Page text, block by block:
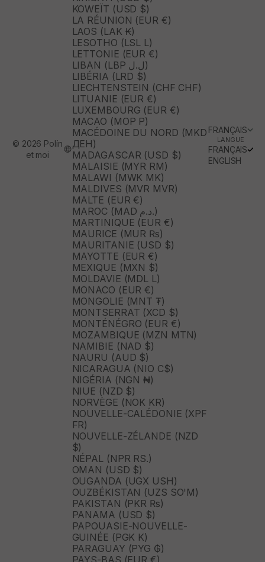
KOWEÏT (USD $)
LA RÉUNION (EUR €)
LAOS (LAK ₭)
LESOTHO (LSL L)
LETTONIE (EUR €)
LIBAN (LBP ل.ل)
LIBÉRIA (LRD $)
LIECHTENSTEIN (CHF CHF)
LITUANIE (EUR €)
LUXEMBOURG (EUR €)
MACAO (MOP P)
MACÉDOINE DU NORD (MKD
ДЕН)
MADAGASCAR (USD $)
MALAISIE (MYR RM)
MALAWI (MWK MK)
MALDIVES (MVR MVR)
MALTE (EUR €)
MAROC (MAD د.م.)
MARTINIQUE (EUR €)
MAURICE (MUR ₨)
MAURITANIE (USD $)
MAYOTTE (EUR €)
MEXIQUE (MXN $)
MOLDAVIE (MDL L)
MONACO (EUR €)
MONGOLIE (MNT ₮)
MONTSERRAT (XCD $)
MONTÉNÉGRO (EUR €)
MOZAMBIQUE (MZN MTN)
NAMIBIE (NAD $)
NAURU (AUD $)
NICARAGUA (NIO C$)
NIGÉRIA (NGN ₦)
NIUE (NZD $)
NORVÈGE (NOK KR)
NOUVELLE-CALÉDONIE (XPF
FR)
NOUVELLE-ZÉLANDE (NZD
$)
NÉPAL (NPR RS.)
OMAN (USD $)
OUGANDA (UGX USH)
OUZBÉKISTAN (UZS SO'M)
PAKISTAN (PKR ₨)
PANAMA (USD $)
PAPOUASIE-NOUVELLE-
GUINÉE (PGK K)
PARAGUAY (PYG ₲)
PAYS-BAS (EUR €)
FRANÇAIS
LANGUE
FRANÇAIS
ENGLISH
© 2026 Polín
et moi